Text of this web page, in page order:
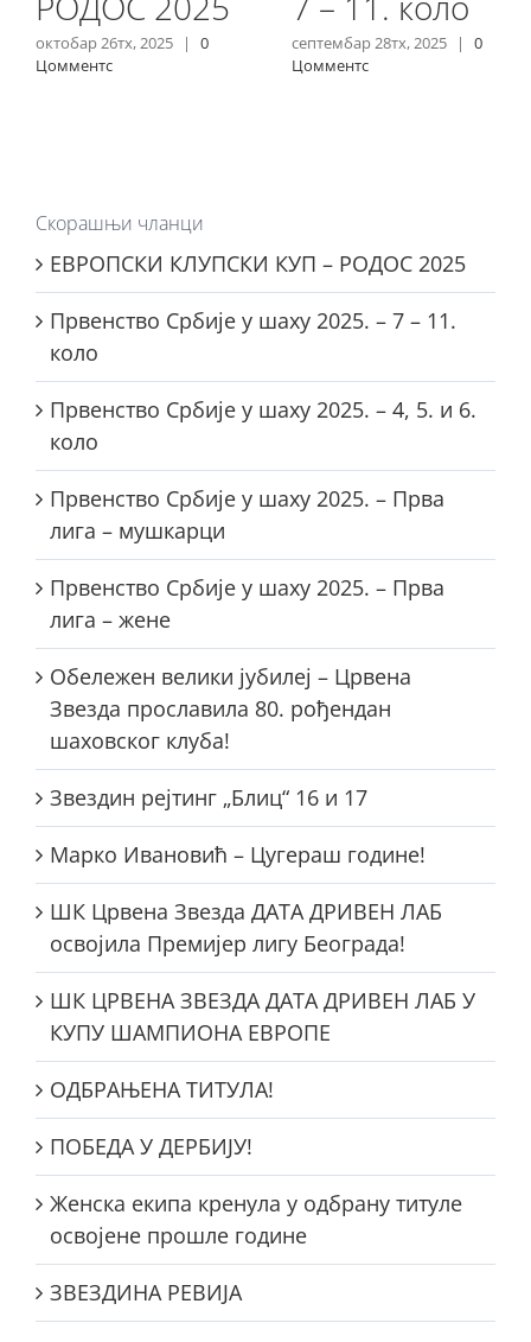
октобар 26тх, 2025 |
0
Цомментс
септембар 28тх, 2025 |
0
Цомментс
Скорашњи чланци
ЕВРОПСКИ КЛУПСКИ КУП – РОДОС 2025
Првенство Србије у шаху 2025. – 7 – 11.
коло
Првенство Србије у шаху 2025. – 4, 5. и 6.
коло
Првенство Србије у шаху 2025. – Прва
лига – мушкарци
Првенство Србије у шаху 2025. – Прва
лига – жене
Обележен велики јубилеј – Црвена
Звезда прославила 80. рођендан
шаховског клуба!
Звездин рејтинг „Блиц“ 16 и 17
Марко Ивановић – Цугераш године!
ШК Црвена Звезда ДАТА ДРИВЕН ЛАБ
освојила Премијер лигу Београда!
ШК ЦРВЕНА ЗВЕЗДА ДАТА ДРИВЕН ЛАБ У
КУПУ ШАМПИОНА ЕВРОПЕ
ОДБРАЊЕНА ТИТУЛА!
ПОБЕДА У ДЕРБИЈУ!
Женска екипа кренула у одбрану титуле
освојене прошле године
ЗВЕЗДИНА РЕВИЈА